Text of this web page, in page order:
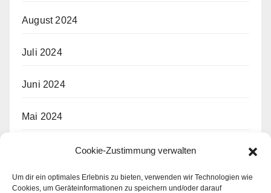
Cookie-Zustimmung verwalten
Um dir ein optimales Erlebnis zu bieten, verwenden wir Technologien wie
Cookies, um Geräteinformationen zu speichern und/oder darauf
August 2024
Juli 2024
Juni 2024
Mai 2024
März 2024